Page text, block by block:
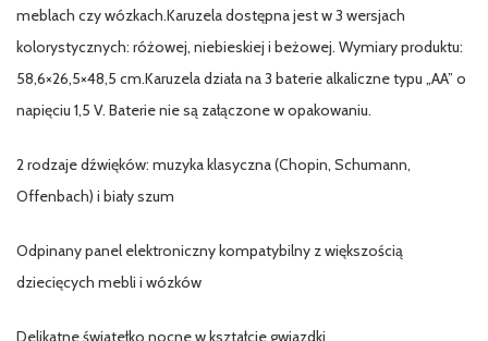
meblach czy wózkach.Karuzela dostępna jest w 3 wersjach
kolorystycznych: różowej, niebieskiej i beżowej. Wymiary produktu:
58,6×26,5×48,5 cm.Karuzela działa na 3 baterie alkaliczne typu „AA” o
napięciu 1,5 V. Baterie nie są załączone w opakowaniu.
2 rodzaje dźwięków: muzyka klasyczna (Chopin, Schumann,
Offenbach) i biały szum
Odpinany panel elektroniczny kompatybilny z większością
dziecięcych mebli i wózków
Delikatne światełko nocne w kształcie gwiazdki